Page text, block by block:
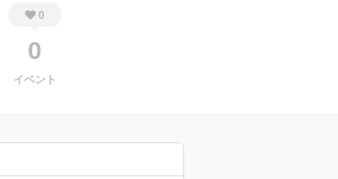
0
0
イベント